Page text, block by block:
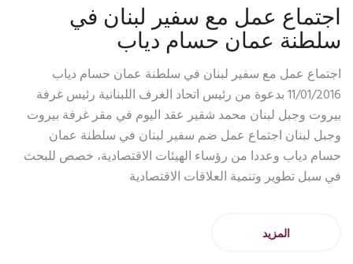
اجتماع عمل مع سفير لبنان في
سلطنة عمان حسام دياب
اجتماع عمل مع سفير لبنان في سلطنة عمان حسام دياب
11/01/2016 بدعوة من رئيس اتحاد الغرف اللبنانية رئيس غرفة
بيروت وجبل لبنان محمد شقير عقد اليوم في مقر غرفة بيروت
وجبل لبنان اجتماع عمل ضم سفير لبنان في سلطنة عمان
حسام دياب وعددا من رؤساء الهيئات الاقتصادية، خصص للبحث
في سبل تطوير وتنمية العلاقات الاقتصادية
المزيد